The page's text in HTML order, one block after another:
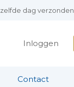
zelfde dag verzonden
Inloggen
Contact